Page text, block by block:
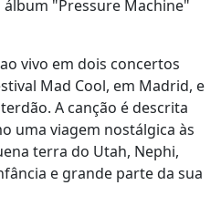
álbum "Pressure Machine"
vivo em dois concertos
Mad Cool, em Madrid, e
A canção é descrita
uma viagem nostálgica às
terra do Utah, Nephi,
e grande parte da sua